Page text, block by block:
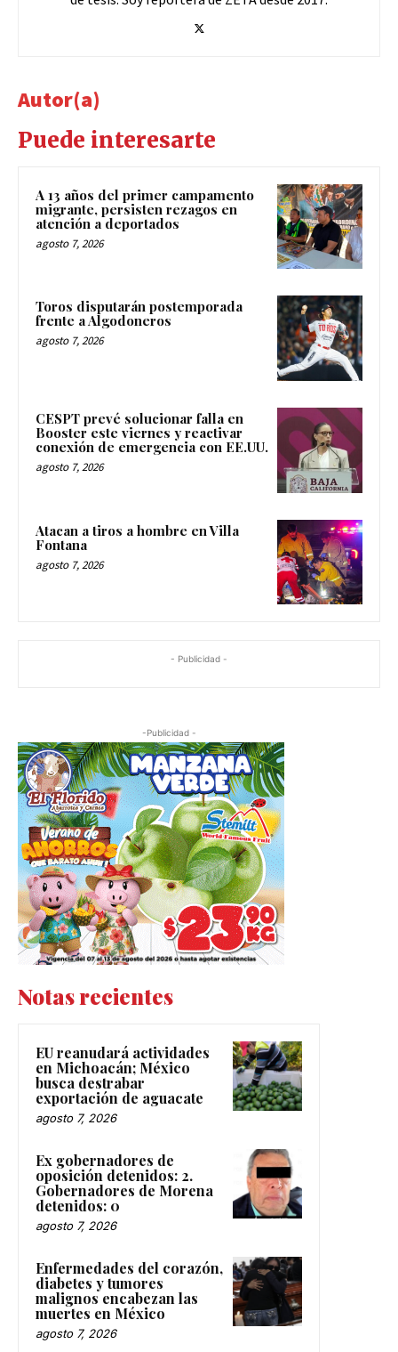
Autor(a)
Puede interesarte
A 13 años del primer campamento
migrante, persisten rezagos en
atención a deportados
agosto 7, 2026
Toros disputarán postemporada
frente a Algodoneros
agosto 7, 2026
CESPT prevé solucionar falla en
Booster este viernes y reactivar
conexión de emergencia con EE.UU.
agosto 7, 2026
Atacan a tiros a hombre en Villa
Fontana
agosto 7, 2026
- Publicidad -
-Publicidad -
Notas recientes
EU reanudará actividades
en Michoacán; México
busca destrabar
exportación de aguacate
agosto 7, 2026
Ex gobernadores de
oposición detenidos: 2.
Gobernadores de Morena
detenidos: 0
agosto 7, 2026
Enfermedades del corazón,
diabetes y tumores
malignos encabezan las
muertes en México
agosto 7, 2026